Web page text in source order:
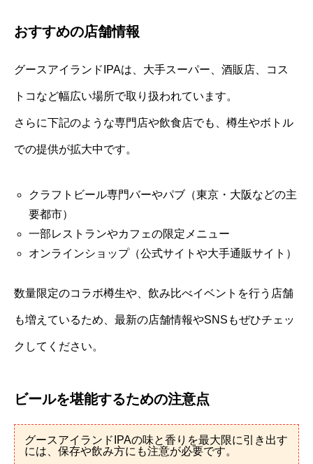
おすすめの店舗情報
グースアイランドIPAは、大手スーパー、酒販店、コス
トコなど幅広い場所で取り扱われています。
さらに下記のような専門店や飲食店でも、樽生やボトル
での提供が拡大中です。
クラフトビール専門バーやパブ（東京・大阪などの主
要都市）
一部レストランやカフェの限定メニュー
オンラインショップ（公式サイトや大手通販サイト）
数量限定のコラボ樽生や、飲み比べイベントを行う店舗
も増えているため、最新の店舗情報やSNSもぜひチェッ
クしてください。
ビールを堪能するための注意点
グースアイランドIPAの味と香りを最大限に引き出す
には、保存や飲み方にも注意が必要です。